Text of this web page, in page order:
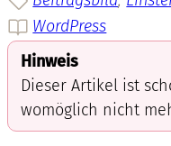
WordPress
Hinweis
Dieser Artikel ist
womöglich nicht